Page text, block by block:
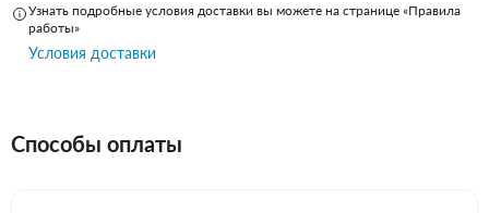
Узнать подробные условия доставки вы можете на странице «Правила
работы»
Условия доставки
Способы оплаты